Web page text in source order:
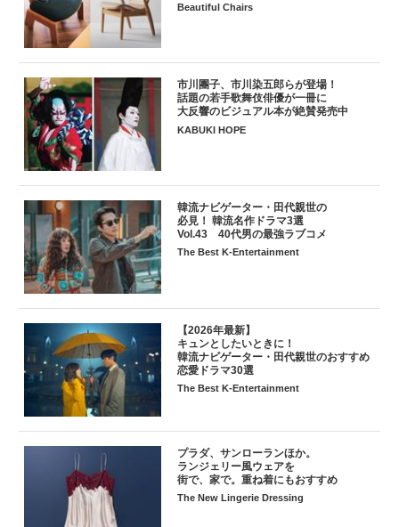
Beautiful Chairs
市川團子、市川染五郎らが登場！
話題の若手歌舞伎俳優が一冊に
大反響のビジュアル本が絶賛発売中
KABUKI HOPE
韓流ナビゲーター・田代親世の
必見！ 韓流名作ドラマ3選
Vol.43 40代男の最強ラブコメ
The Best K-Entertainment
【2026年最新】
キュンとしたいときに！
韓流ナビゲーター・田代親世のおすすめ
恋愛ドラマ30選
The Best K-Entertainment
プラダ、サンローランほか。
ランジェリー風ウェアを
街で、家で。重ね着にもおすすめ
The New Lingerie Dressing